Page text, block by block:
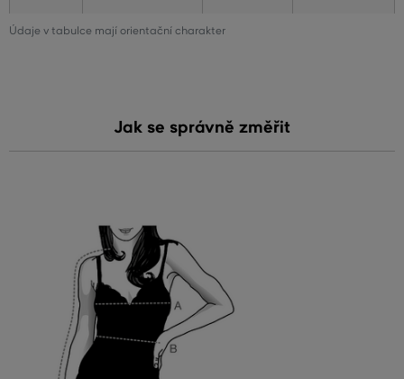
Údaje v tabulce mají orientační charakter
Jak se správně změřit